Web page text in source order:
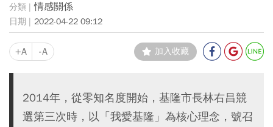
情感關係
2022-04-22 09:12
+A -A 加入收藏
2014年，從零知名度開始，基隆市長林右昌競
選第三次時，以「我愛基隆」為核心理念，號召